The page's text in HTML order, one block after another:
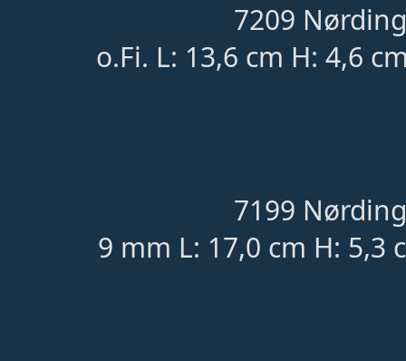
7209
o.Fi. L: 13,6 cm H: 4,6
7199
9 mm L: 17,0 cm H: 5,3